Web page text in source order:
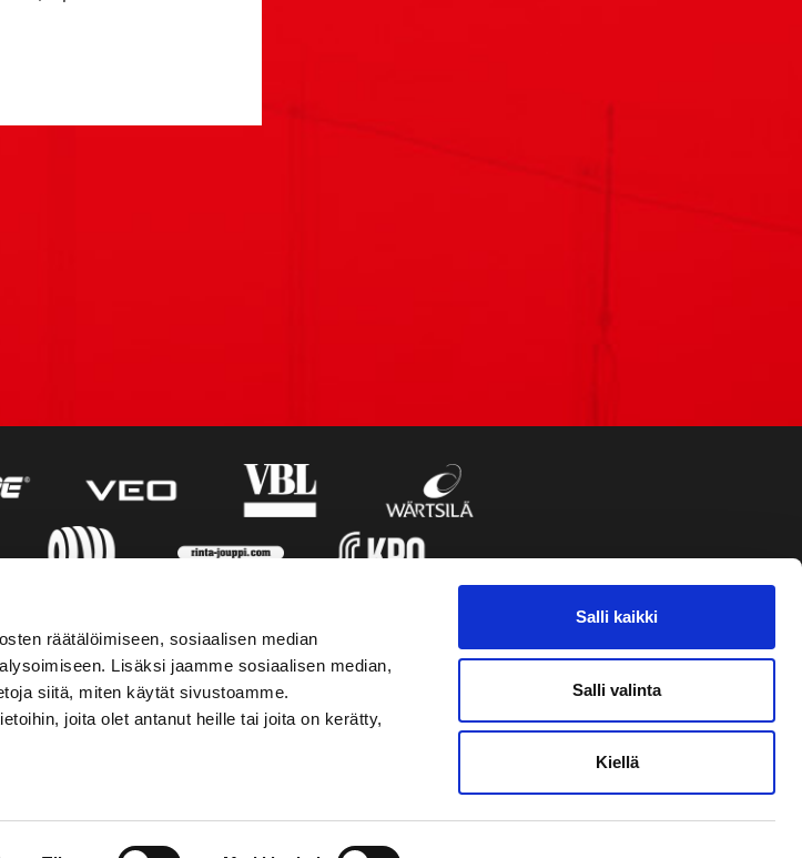
räätälöimiseen, sosiaalisen median
Lisäksi jaamme sosiaalisen median,
siitä, miten käytät sivustoamme.
joita olet antanut heille tai joita on kerätty,
Salli kaikki
Salli valinta
Kiellä
SOSIAALINEN MEDIA VAASAN SPORT UUTISKIRJE